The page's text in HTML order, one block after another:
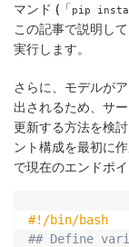
マンド (「 pip
この記事で説明し
実行します。
さらに、モデルが
出されるため、サ
更新する方法を検
ント構成を最初に
で現在のエンドポ
#!/bin/bash
## Define